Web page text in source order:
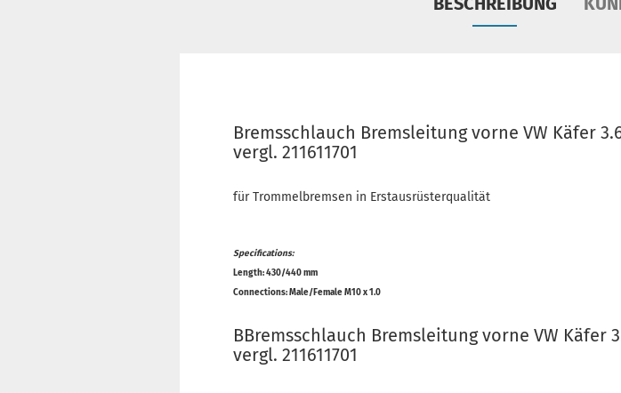
Bremsschlauch Bremsleitung vorne VW Käfer
vergl. 211611701
für Trommelbremsen in Erstausrüsterqualität
Specifications:
Length: 430/440 mm
Connections: Male/Female M10 x 1.0
BBremsschlauch Bremsleitung vorne VW Käfer
vergl. 211611701